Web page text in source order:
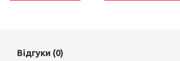
Відгуки (0)